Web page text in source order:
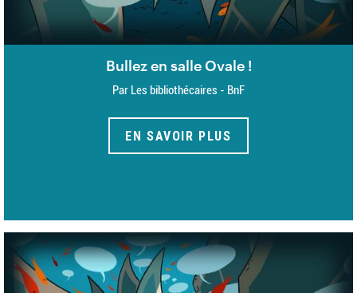
Bullez en salle Ovale !
Par Les bibliothécaires - BnF
EN SAVOIR PLUS